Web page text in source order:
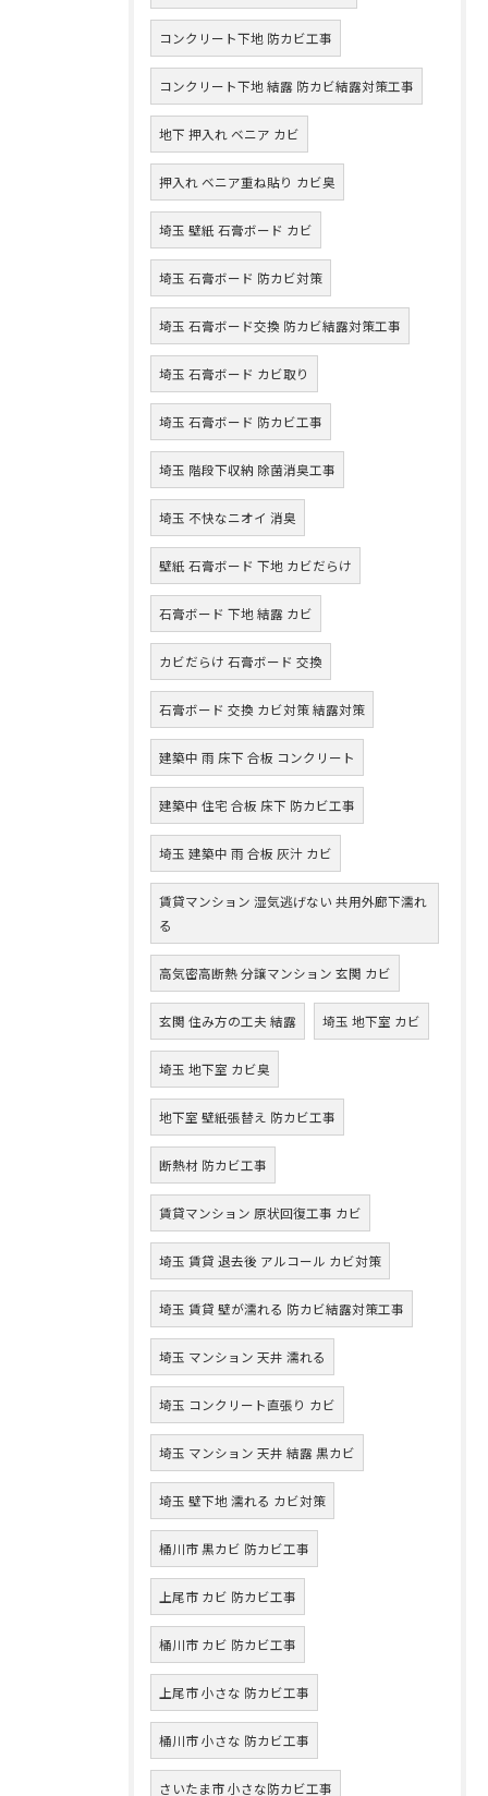
コンクリート下地 防カビ工事
コンクリート下地 結露 防カビ結露対策工事
地下 押入れ ベニア カビ
押入れ ベニア重ね貼り カビ臭
埼玉 壁紙 石膏ボード カビ
埼玉 石膏ボード 防カビ対策
埼玉 石膏ボード交換 防カビ結露対策工事
埼玉 石膏ボード カビ取り
埼玉 石膏ボード 防カビ工事
埼玉 階段下収納 除菌消臭工事
埼玉 不快なニオイ 消臭
壁紙 石膏ボード 下地 カビだらけ
石膏ボード 下地 結露 カビ
カビだらけ 石膏ボード 交換
石膏ボード 交換 カビ対策 結露対策
建築中 雨 床下 合板 コンクリート
建築中 住宅 合板 床下 防カビ工事
埼玉 建築中 雨 合板 灰汁 カビ
賃貸マンション 湿気逃げない 共用外廊下濡れ
る
高気密高断熱 分譲マンション 玄関 カビ
玄関 住み方の工夫 結露 埼玉 地下室 カビ
埼玉 地下室 カビ臭
地下室 壁紙張替え 防カビ工事
断熱材 防カビ工事
賃貸マンション 原状回復工事 カビ
埼玉 賃貸 退去後 アルコール カビ対策
埼玉 賃貸 壁が濡れる 防カビ結露対策工事
埼玉 マンション 天井 濡れる
埼玉 コンクリート直張り カビ
埼玉 マンション 天井 結露 黒カビ
埼玉 壁下地 濡れる カビ対策
桶川市 黒カビ 防カビ工事
上尾市 カビ 防カビ工事
桶川市 カビ 防カビ工事
上尾市 小さな 防カビ工事
桶川市 小さな 防カビ工事
さいたま市 小さな防カビ工事